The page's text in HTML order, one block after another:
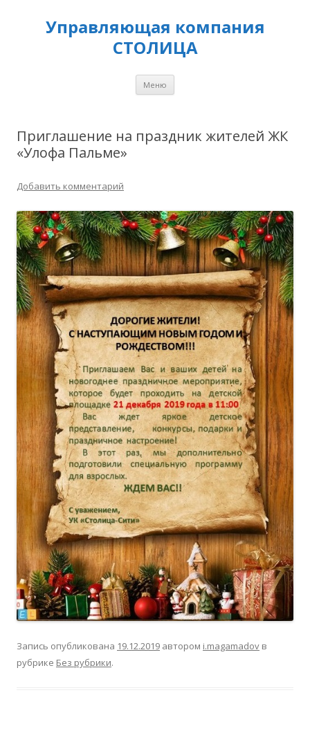
Управляющая компания
СТОЛИЦА
Меню
Приглашение на праздник жителей ЖК
«Улофа Пальме»
Добавить комментарий
Запись опубликована 19.12.2019 автором i.magamadov в
рубрике Без рубрики.